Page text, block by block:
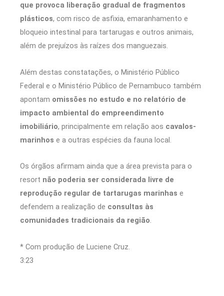
que provoca liberação gradual de fragmentos
plásticos, com risco de asfixia, emaranhamento e
bloqueio intestinal para tartarugas e outros animais,
além de prejuízos às raízes dos manguezais.
Além destas constatações, o Ministério Público
Federal e o Ministério Público de Pernambuco também
apontam omissões no estudo e no relatório de
impacto ambiental do empreendimento
imobiliário, principalmente em relação aos cavalos-
marinhos e a outras espécies da fauna local.
Os órgãos afirmam ainda que a área prevista para o
resort não poderia ser considerada livre de
reprodução regular de tartarugas marinhas e
defendem a realização de consultas às
comunidades tradicionais da região.
* Com produção de Luciene Cruz.
3:23